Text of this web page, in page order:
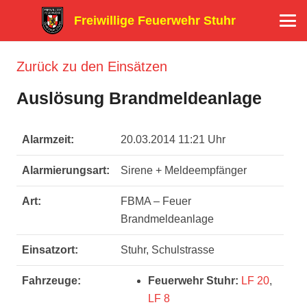
Freiwillige Feuerwehr Stuhr
Zurück zu den Einsätzen
Auslösung Brandmeldeanlage
Alarmzeit: 20.03.2014 11:21 Uhr
Alarmierungsart: Sirene + Meldeempfänger
Art:
FBMA – Feuer
Brandmeldeanlage
Einsatzort: Stuhr, Schulstrasse
Fahrzeuge: Feuerwehr Stuhr: LF 20,
LF 8